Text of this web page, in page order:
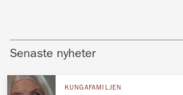
Senaste nyheter
KUNGAFAMILJEN